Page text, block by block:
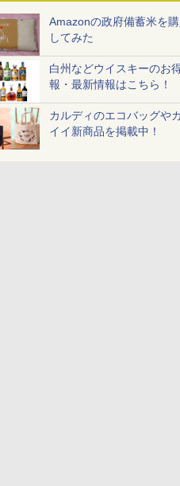
Amazonの政府備蓄米を購
してみた
白州などウイスキーのお
報・最新情報はこちら！
カルディのエコバッグや
イイ新商品を掲載中！